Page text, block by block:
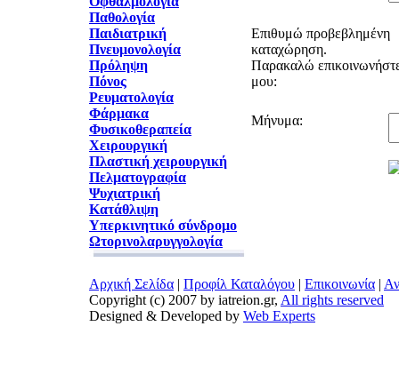
Παθολογία
Παιδιατρική
Πνευμονολογία
Πρόληψη
Πόνος
Ρευματολογία
Φάρμακα
Φυσικοθεραπεία
Χειρουργική
Πλαστική χειρουργική
Πελματογραφία
Ψυχιατρική
Κατάθλιψη
Υπερκινητικό σύνδρομο
Ωτορινολαρυγγολογία
Επιθυμώ προβεβλημένη
καταχώρηση.
Παρακαλώ
μου:
Μήνυμα:
Αρχική Σελίδα | Προφίλ Καταλόγου | Επικοινωνία |
Copyright (c) 2007 by iatreion.gr, All rights reserved
Designed & Developed by Web Experts